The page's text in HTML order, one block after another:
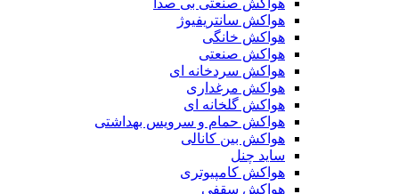
هواکش سانتریفیوژ
هواکش خانگی
هواکش صنعتی
هواکش سردخانه ای
هواکش مرغداری
هواکش گلخانه ای
هواکش حمام و سرویس بهداشتی
هواکش بین کانالی
ساید چنل
هواکش کامپیوتری
هواکش سقفی